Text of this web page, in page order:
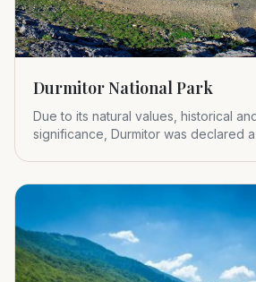
Durmitor National Park
Due to its natural values, historical
significance, Durmitor was declared